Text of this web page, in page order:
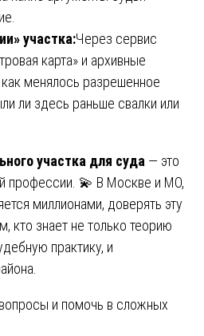
участка:Через сервис
карта» и архивные
менялось разрешенное
ли здесь раньше свалки или
участка для суда — это
профессии. 💫 В Москве и МО,
миллионами, доверять эту
кто знает не только теорию
практику, и
и помочь в сложных